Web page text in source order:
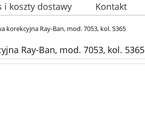
i koszty dostawy Kontakt
korekcyjna Ray-Ban, mod. 7053, kol. 5365
Ray-Ban, mod. 7053, kol. 5365